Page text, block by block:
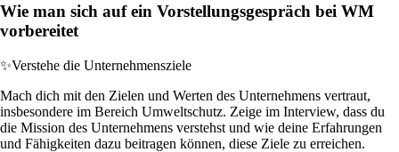
Wie man sich auf ein Vorstellungsgespräch bei WM
vorbereitet
✨Verstehe die Unternehmensziele
Mach dich mit den Zielen und Werten des Unternehmens vertraut,
insbesondere im Bereich Umweltschutz. Zeige im Interview, dass du
die Mission des Unternehmens verstehst und wie deine Erfahrungen
und Fähigkeiten dazu beitragen können, diese Ziele zu erreichen.